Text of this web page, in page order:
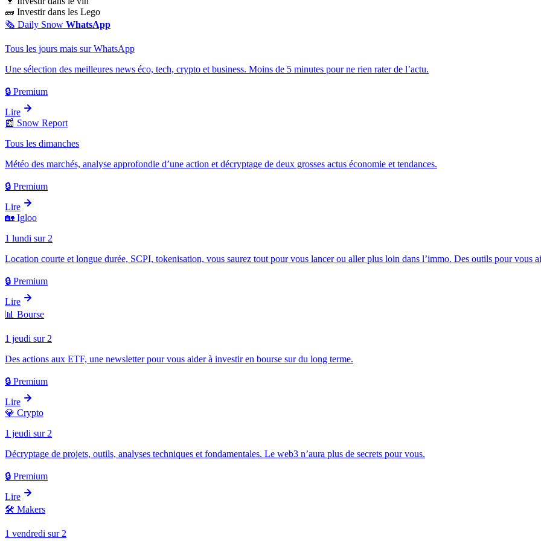
🧱 Investir dans les Lego
🗞️ Daily Snow WhatsApp
Tous les jours mais sur WhatsApp
Une sélection des meilleures news éco, tech, crypto et business. Moins de 5 minutes pour ne rien rater de l’actu.
🔒 Premium
Lire
📰 Snow Report
Tous les dimanches
Météo des marchés, analyse approfondie d’une action et décryptage de deux grosses actus économie et tendances.
🔒 Premium
Lire
🏡 Igloo
1 lundi sur 2
Location courte et longue durée, SCPI, tokenisation, vous saurez tout pour vous lancer ou aller plus loin dans l’immo. Des outils pour vous
🔒 Premium
Lire
📊 Bourse
1 jeudi sur 2
Des actions aux ETF, une newsletter pour vous aider à investir en bourse sur du long terme.
🔒 Premium
Lire
💎 Crypto
1 jeudi sur 2
Décryptage de projets, outils, analyses techniques et fondamentales. Le web3 n’aura plus de secrets pour vous.
🔒 Premium
Lire
🛠️ Makers
1 vendredi sur 2